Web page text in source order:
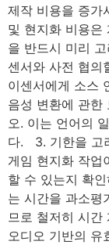
제작 비용을 증가
및 현지화 비용은
을 반드시 미리
센서와 사전 협의
이센서에게 소스
음성 변환에 관한
오. 이는 언어의
다. 3. 기한을 고
게임 현지화 작업
할 수 있는지 확
는 시간을 과소평
므로 철저히 시간
오디오 기반의 유